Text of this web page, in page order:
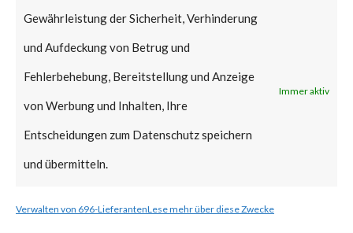
Gewährleistung der Sicherheit, Verhinderung
und Aufdeckung von Betrug und
Fehlerbehebung, Bereitstellung und Anzeige
von Werbung und Inhalten, Ihre
Entscheidungen zum Datenschutz speichern
und übermitteln.
Immer aktiv
Verwalten von 696-LieferantenLese mehr über diese Zwecke
EN4* series of Rockwell
Automation ControlLogix
EtherNet/IP communication
modules. Successful exploitation
of a vulnerable system via
maliciously crafted CIP
Denial of Service (DoS)